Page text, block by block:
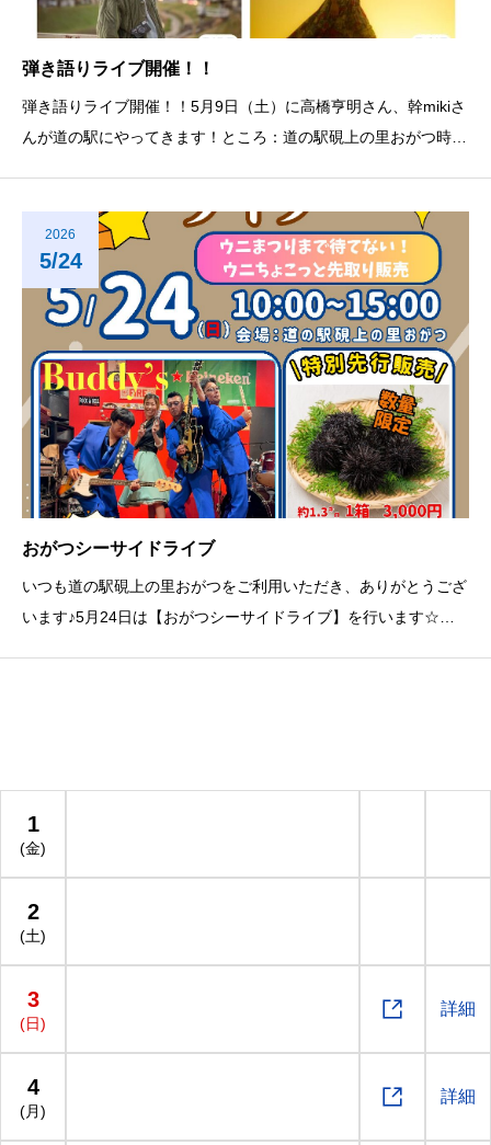
1
(金)
2
(土)
3
(日)  詳細
4
(月)  詳細
弾き語りライブ開催！！
弾き語りライブ開催！！5月9日（土）に高橋亨明さん、幹mikiさ
んが道の駅にやってきます！ところ：道の駅硯上の里おがつ時
繋ぐ旅人シンガーソン
2026
5/24
おがつシーサイドライブ
いつも道の駅硯上の里おがつをご利用いただき、ありがとうござ
います♪5月24日は【おがつシーサイドライブ】を行います☆ス